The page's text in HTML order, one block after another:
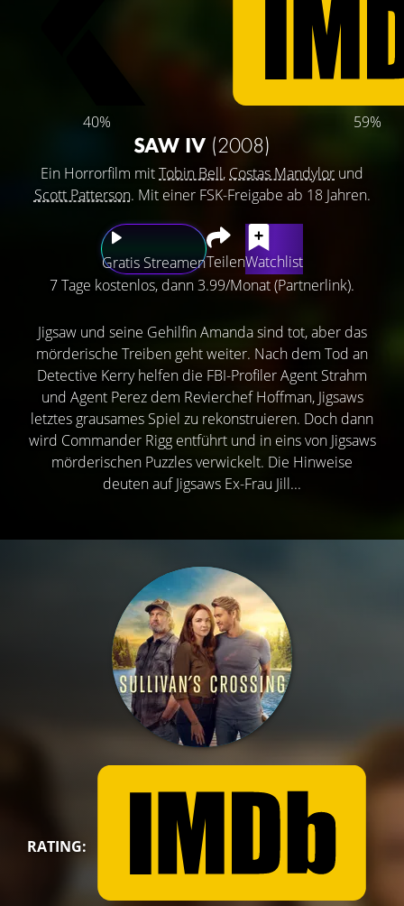
40% 59%
SAW IV (2008)
Ein Horrorfilm mitTobin Bell, Costas Mandylor und
Scott Patterson. Mit einer FSK-Freigabe ab 18 Jahren.
Gratis StreamenTeilenWatchlist
7 Tage kostenlos, dann 3.99/Monat (Partnerlink).
Jigsaw und seine Gehilfin Amanda sind tot, aber das
mörderische Treiben geht weiter. Nach dem Tod an
Detective Kerry helfen die FBI-Profiler Agent Strahm
und Agent Perez dem Revierchef Hoffman, Jigsaws
letztes grausames Spiel zu rekonstruieren. Doch dann
wird Commander Rigg entführt und in eins von Jigsaws
mörderischen Puzzles verwickelt. Die Hinweise
deuten auf Jigsaws Ex-Frau Jill...
RATING: